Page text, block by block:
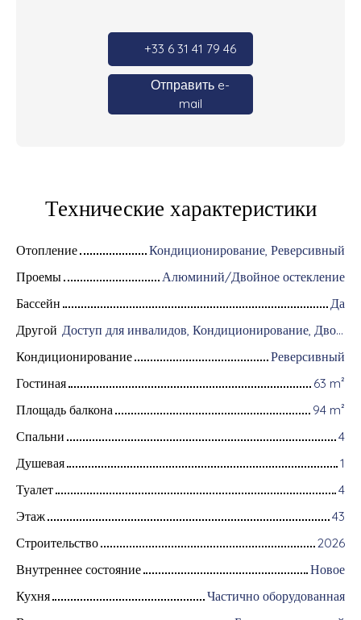
+33 6 31 41 79 46
Отправить e-
mail
Технические характеристики
Отопление
Кондиционирование, Реверсивный
Проемы
Алюминий/Двойное остекление
Бассейн
Да
Другой
Доступ для инвалидов, Кондиционирование, Дворник, Оборудование для домашней автоматизации, Оптоволоконный интернет, Хранитель, Интерком, Моторизованные ворота, Бронированная дверь, Система охранной сигнализации, Видеофон, Электрические жалюзи
Кондиционирование
Реверсивный
Гостиная
63 m²
Площадь балкона
94 m²
Спальни
4
Душевая
1
Туалет
4
Этаж
43
Строительство
2026
Внутреннее состояние
Новое
Кухня
Частично оборудованная